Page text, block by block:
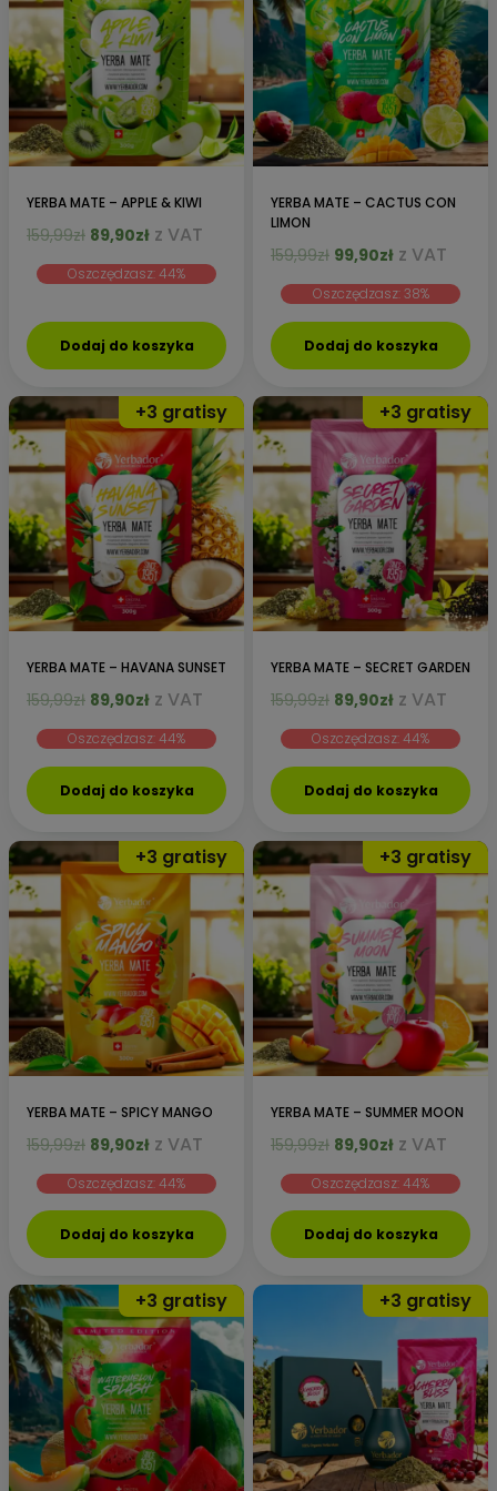
YERBA MATE – APPLE & KIWI
159,99zł Pierwotna
wynosiła:
89,90złAktualna
wynosi:
z VAT
Oszczędzasz: 44%
Dodaj do koszyka
YERBA MATE – CACTUS CON
LIMON
159,99zł Pierwotna
wynosiła:
159,99zł.
99,90złAktualna
wynosi:
99,90zł.
z VAT
Oszczędzasz: 38%
Dodaj do koszyka
YERBA MATE – HAVANA SUNSET
159,99zł Pierwotna
wynosiła:
159,99zł.
89,90złAktualna
wynosi:
89,90zł.
z VAT
Oszczędzasz: 44%
Dodaj do koszyka
YERBA MATE – SECRET GARDEN
159,99zł Pierwotna
wynosiła:
159,99zł.
89,90złAktualna
wynosi:
89,90zł.
z VAT
Oszczędzasz: 44%
Dodaj do koszyka
YERBA MATE – SPICY MANGO
159,99zł Pierwotna
wynosiła:
159,99zł.
89,90złAktualna
wynosi:
89,90zł.
z VAT
Oszczędzasz: 44%
Dodaj do koszyka
YERBA MATE – SUMMER MOON
159,99zł Pierwotna
wynosiła:
159,99zł.
89,90złAktualna
wynosi:
89,90zł.
z VAT
Oszczędzasz: 44%
Dodaj do koszyka